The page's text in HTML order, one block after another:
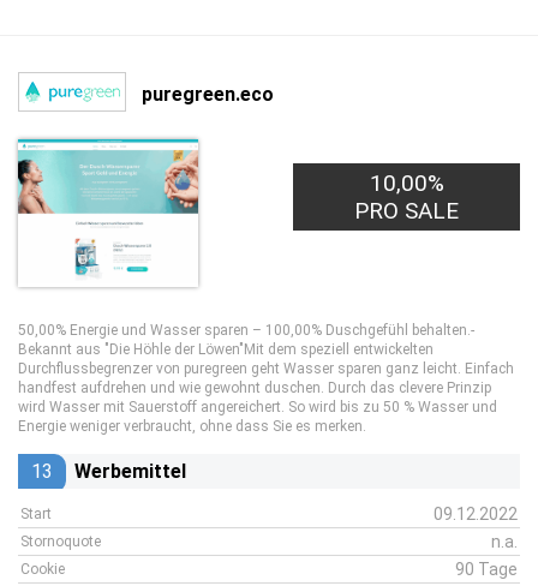
puregreen.eco
10,00%
PRO SALE
50,00% Energie und Wasser sparen – 100,00% Duschgefühl behalten.-
Bekannt aus "Die Höhle der Löwen"Mit dem speziell entwickelten
Durchflussbegrenzer von puregreen geht Wasser sparen ganz leicht. Einfach
handfest aufdrehen und wie gewohnt duschen. Durch das clevere Prinzip
wird Wasser mit Sauerstoff angereichert. So wird bis zu 50 % Wasser und
Energie weniger verbraucht, ohne dass Sie es merken.
13 Werbemittel
Start 09.12.2022
Stornoquote n.a.
Cookie 90 Tage